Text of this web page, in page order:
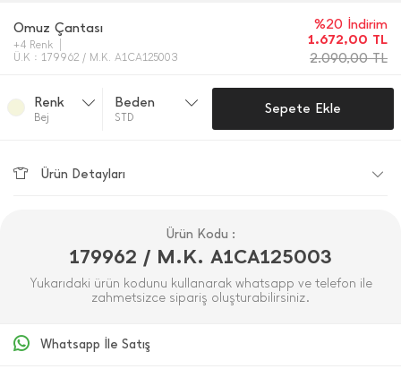
Omuz Çantası
+4 Renk
Ü.K : 179962 / M.K. A1CA125003
%20 İndirim
1.672,00 TL
2.090,00TL
Renk
Bej
Beden
STD
Sepete Ekle
Ürün Detayları
Ürün Kodu :
179962 / M.K. A1CA125003
Yukarıdaki ürün kodunu kullanarak whatsapp ve telefon ile
zahmetsizce sipariş oluşturabilirsiniz.
Whatsapp İle Satış